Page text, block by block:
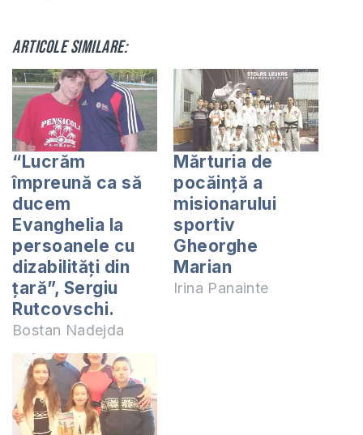
Articole similare:
“Lucrăm
împreună ca să
ducem
Evanghelia la
persoanele cu
dizabilități din
țară”, Sergiu
Rutcovschi.
Bostan Nadejda
Mărturia de
pocăință a
misionarului
sportiv
Gheorghe
Marian
Irina Panainte